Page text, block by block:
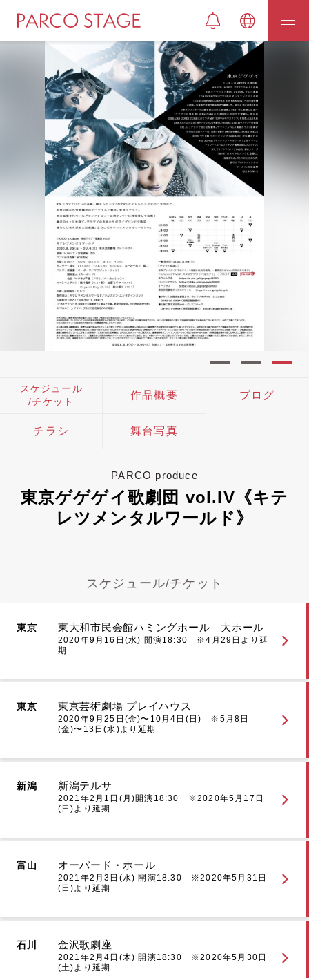
スケジュール
/チケット
作品概要 ブログ
チラシ 舞台写真
PARCO produce
東京ゲゲゲイ歌劇団 vol.IV《キテ
レツメンタルワールド》
スケジュール/チケット
東京 東大和市民会館ハミングホール 大ホール
2020年9月16日(水) 開演18:30 ※4月29日より延
期
東京 東京芸術劇場 プレイハウス
2020年9月25日(金)〜10月4日(日) ※5月8日
(金)〜13日(水)より延期
新潟 新潟テルサ
2021年2月1日(月)開演18:30 ※2020年5月17日
(日)より延期
富山 オーバード・ホール
2021年2月3日(水) 開演18:30 ※2020年5月31日
(日)より延期
石川 金沢歌劇座
2021年2月4日(木) 開演18:30 ※2020年5月30日
(土)より延期